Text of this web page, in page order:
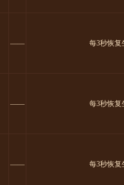
―― 每3秒恢复
―― 每3秒恢复
―― 每3秒恢复